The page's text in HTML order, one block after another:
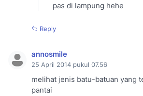
pas di lampung hehe
Reply
annosmile
25 April 2014 pukul 07.56
melihat jenis batu-batuan yang
pantai